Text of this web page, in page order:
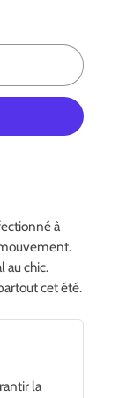
à
au chic.
cet été.
la